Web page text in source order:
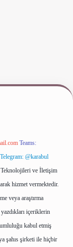
Teams:
Telegram: @karabul
ve İletişim
hizmet vermektedir.
veya araştırma
içeriklerin
kabul etmiş
şahıs şirketi ile hiçbir